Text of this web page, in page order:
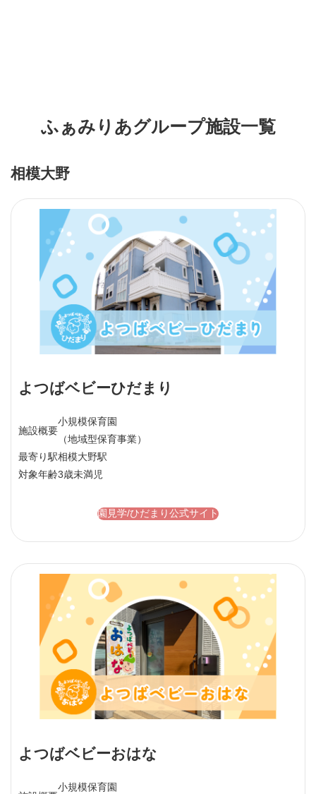
ふぁみりあグループ施設一覧
相模大野
よつばベビーひだまり
施設概要
小規模保育園
（地域型保育事業）
最寄り駅相模大野駅
対象年齢3歳未満児
園見学/ひだまり公式サイト
よつばベビーおはな
小規模保育園